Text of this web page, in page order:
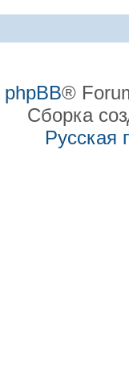
phpBB®
Сборка
Русская